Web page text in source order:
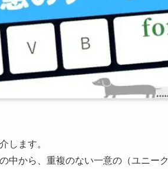
します。
中から、重複のない一意の（ユニー